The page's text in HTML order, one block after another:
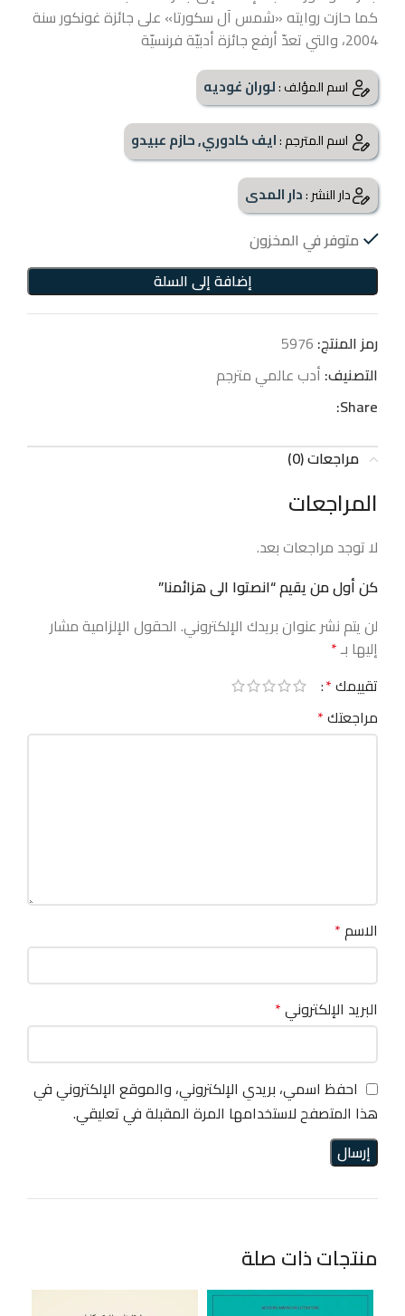
كما حازت روايته «شمس آل سكورتا» على جائزة غونكور سنة
2004، والتي تعدّ أرفع جائزة أدبيّة فرنسيّة
اسم المؤلف :لوران غوديه
اسم المترجم :ايف كادوري, حازم عبيدو
دار النشر :دار المدى
متوفر في المخزون
إضافة إلى السلة
رمز المنتج: 5976
التصنيف: أدب عالمي مترجم
Share:
مراجعات (0)
المراجعات
لا توجد مراجعات بعد.
كن أول من يقيم “انصتوا الى هزائمنا”
لن يتم نشر عنوان بريدك الإلكتروني. الحقول الإلزامية مشار
إليها بـ*
تقييمك*
مراجعتك*
الاسم*
البريد الإلكتروني*
احفظ اسمي، بريدي الإلكتروني، والموقع الإلكتروني في
هذا المتصفح لاستخدامها المرة المقبلة في تعليقي.
منتجات ذات صلة